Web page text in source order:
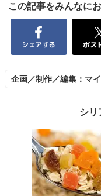
この記事をみんなに
企画／制作／編集：マ
シリ